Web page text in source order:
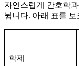
자연스럽게 간호학
뉩니다. 아래 표를 보
학제